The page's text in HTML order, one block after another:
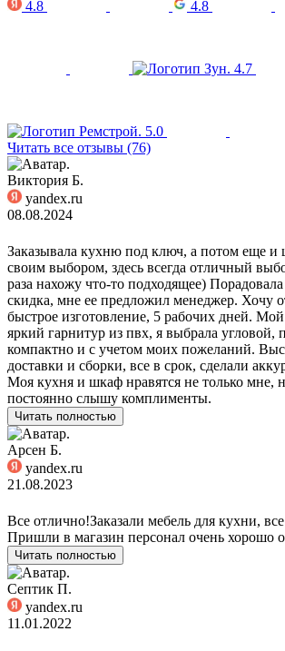
4.8 4.8
4.7
5.0
Читать все отзывы (76)
Виктория Б.
yandex.ru
08.08.2024
Заказывала кухню под ключ, а потом еще и
своим выбором, здесь всегда отличный
раза нахожу что-то подходящее)
скидка, мне ее предложил менеджер. Хочу
быстрое изготовление, 5 рабочих дней.
яркий гарнитур из пвх, я выбрала угловой,
компактно и с учетом моих пожеланий.
доставки и сборки, все в срок, сделали
Моя кухня и шкаф нравятся не только мне,
постоянно слышу комплименты.
Читать полностью
Арсен Б.
yandex.ru
21.08.2023
Все отлично!Заказали мебель для кухни,
Пришли в магазин персонал очень хорошо
Читать полностью
Септик П.
yandex.ru
11.01.2022